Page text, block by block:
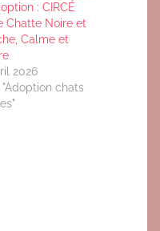
: CIRCÉ
Chatte Noire et
Calme et
2026
"Adoption chats